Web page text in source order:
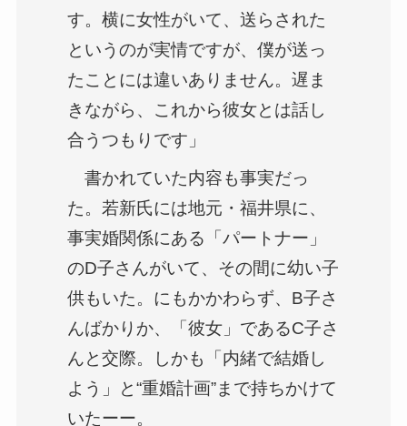
す。横に女性がいて、送らされた
というのが実情ですが、僕が送っ
たことには違いありません。遅ま
きながら、これから彼女とは話し
合うつもりです」
書かれていた内容も事実だっ
た。若新氏には地元・福井県に、
事実婚関係にある「パートナー」
のD子さんがいて、その間に幼い子
供もいた。にもかかわらず、B子さ
んばかりか、「彼女」であるC子さ
んと交際。しかも「内緒で結婚し
よう」と“重婚計画”まで持ちかけて
いたーー。